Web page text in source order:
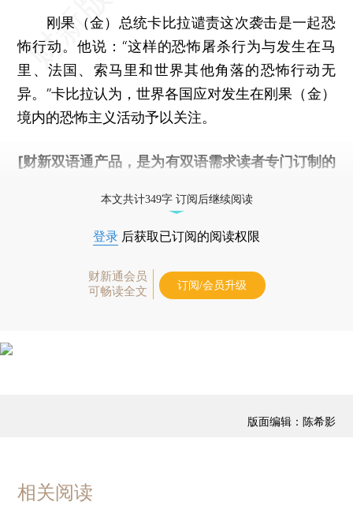
刚果（金）总统卡比拉谴责这次袭击是一起恐
怖行动。他说：“这样的恐怖屠杀行为与发生在马
里、法国、索马里和世界其他角落的恐怖行动无
异。”卡比拉认为，世界各国应对发生在刚果（金）
境内的恐怖主义活动予以关注。
[财新双语通产品，是为有双语需求读者专门订制的
本文共计349字 订阅后继续阅读
登录 后获取已订阅的阅读权限
财新通会员
可畅读全文
订阅/会员升级
版面编辑：陈希影
相关阅读